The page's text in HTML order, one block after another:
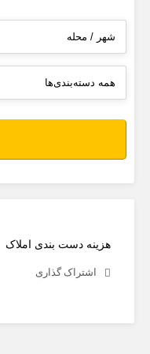
هزینه دست بندی املاک
اشتراک گذاری